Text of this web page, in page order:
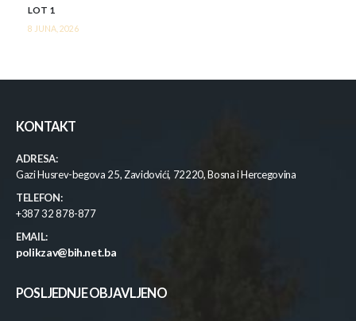
LOT 1
8 JUNA, 2026
KONTAKT
ADRESA:
Gazi Husrev-begova 25, Zavidovići, 72220, Bosna i Hercegovina
TELEFON:
+387 32 878-877
EMAIL:
polikzav@bih.net.ba
POSLJEDNJE OBJAVLJENO